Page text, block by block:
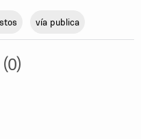
vía publica
(0)